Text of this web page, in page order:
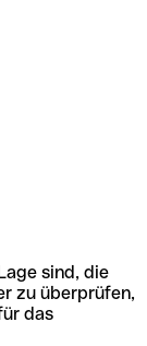
sind, die
zu überprüfen,
das